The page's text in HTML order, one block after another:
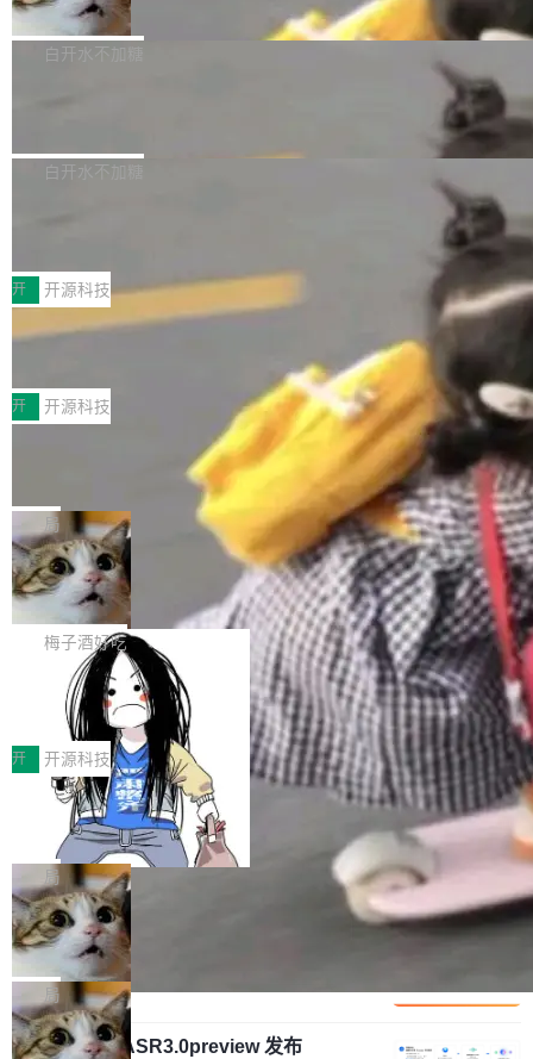
撑庞大支出的资金来源却呈现出截然不同的面
貌。数据显示，微软和 Meta 主要依托充沛的经
sh | bash 安装一个能在大项目里自动规划、写
代码、验证结果的 AI 终端工具。 据介绍，Muse
个主 agent 循环，外加一组后台 agent。这些后
准 AI 能力认知
机器出题的前提，是让机器拥有全局视野。整个
构建流程可以分为四个环节：建图 → 控制难度
白开水不加糖
库，并将作为transport接入Mooncake TENT。
MPComm将作为一种传输引擎接入Mooncake T
ENT，实现零拷贝传输性能提升30%、非零拷贝
传输性能最高提升5倍。UCL-MPComm底层基
于自研UCL-Engine通信引擎，后续腾讯网平将
持续开源更多基于UCL-Engine的高性能通信组
件。 腾讯网平团队在UCL-MPComm中实现了一
个独立于业务线程的全局通信引擎（Engine），
白开水不加糖
型案例入选名单》，深信服“面向企业研发场景的
开源 AI 编程平台 CoStrict 应用”凭借卓越的技术
创新与落地成效成功入选。 全链路私有化部署，
助力企业AI研发安全落地 当前，越来越多企业已
经开始引入 AI Coding 工具，通过调用公有云模
型或企业内部部署模型提升研发效率。但随着 AI
Coding 从个人辅助工具逐步走向团队级、组织
级应用，企业在规模化落地过程中，对安全性、
可控性和代码质量提出了更高要求。 首先是数据
安全与合规要求。对于大多数普通研发场景，公
有云模型能够满足快速试用和效率提升的需求。
但对于金融、能源、医疗等对数据安全要求较...
开 开源科技
深信服AI算力网关入选工信部人工智能
前不久，工业和信息化部正式发布《2025年人工
智能应用典型案例名单》，集中展示人工智能在
各领域的应用成果，覆盖技术底座、行业赋能、
产品应用、支撑保障、专题等五大方向。深信服
AI算力网关（AI创新平台）成功入选！ 随着各行
各业的Agent走向规模化建设，算力构成形态逐
渐丰富，用户关注的重点也在发生变化：不只是
让AI用起来，还要进一步看清混合算力时代下，
Token花在哪里、算力是否被充分利用，以及持
续增长的AI成本该如何优化。 深信服AI算力网关
正是围绕这些实际问题，从Token治理和成本治
理两个方面，让用户的每一份算力都看得清、管
得住、用得稳、省得下、更安全！ 一、从现在开
始，Token使用一目...
开 开源科技
Jeff Dean 离开 Google：一个时代的结
束，一个实验室的开始
Google 员工编号 20。MapReduce 作者之一。
Bigtable 作者之一。TensorFlow 的作者之一。
Gemini 的架构师。Google 首席科学家。 Jeff D
ean 在 Google 工作了 27 年后，宣布离职。 他
不是一个人走。一同离开的还有 Sanjay Ghema
wat（Google 员工编号 23，Jeff Dean 二十多
年的编程搭档，MapReduce 和 Bigtable 的共同
作者）、Quoc Le（Google 大脑核心成员，Se
q2Seq 和 DocAI 的共同发明人）以及 Oriol Vin
yals（Gemini 联合负责人，AlphaSta...
局
🔥 SolonCode v2026.8.4 发布：界面
字体可调、22 种语言、记忆搜索增强
打开终端就能上岗的全中文编码智能体，这一轮
把「看得清、用母语、记得住」三件事一次补
齐。 SolonCode 是什么 SolonCode 是杭州无
耳科技研发的企业级终端编码智能体——一位全
中文驱动的数字员工，自主理解需求、规划步
骤、编写代码。不挑模型、不挑平台，curl 一行
装完即用。 开源地址：Gitee · GitCode · GitHu
b 安装 支持 Java 8+（8~26）、macOS / Linu
x / Windows / Harmony PC。 # macOS / Linu
x / Harmony PC curl -fsSL https://solon.noea
r.org/solon...
梅子酒好吃
让“代码语义理解”深度释放AI Coding
价值潜能：华为云码道（CodeArts）
代码仓技术解析
一、代码仓深度理解技术的作用与价值 在软件工
程实践中，代码仓是企业核心知识资产的主要载
体。企业级代码仓库通常包含数十万乃至数百万
个文件，其规模远超单次模型调用可承载的上下
文窗口。随着项目规模的持续扩张与代码历史的
不断累积，代码仓中的模块关系、接口契约、业
务逻辑等关键信息往往分散于数十乃至数百个文
件之中，形成高度复杂的知识关联网络。传统的
代码检索手段（如关键词匹配、目录遍历）仅能
在语法层面完成文本定位，难以触及代码的语义
内涵与结构关联，导致开发者使用代码智能体在
理解大规模代码仓时面临显著"代码仓理解"瓶
开 开源科技
一条“删库”命令跑 17 小时，算法工程
师删光 89TB 数据只为干私活
最高人民检察院8月4日公布了一起案件：北京一
名90后算法工程师王某，为了给自己接的私活腾
服务器空间，删光了公司AI游戏部门的全部核心
数据。 王某2024年1月入职东城区某科技公司AI
短剧部门，有互联网大厂背景。在公司内部架构
调整期间，部门三次通知全员将数据从A集群迁
移到B集群，王某都回复了"收到"。 他没有迁移
数据。2024年9月3日下午4点，他使用此前登录
局
Cloudflare 分享推理优化实践：KV ca
che 量化 + 权重压缩，吞吐量提升 4
1%，成本降 30%
Kimi 和 GLM 是当前最强的大模型系列之一，但
它们有一个共同的问题：太吃显存了。月之暗面
的 Kimi K 系列和智谱的 GLM 都是长上下文、M
oE 架构的大模型，好用到让人上瘾，但 GPU 显
局
腾讯混元 Hy ASR3.0preview 发布